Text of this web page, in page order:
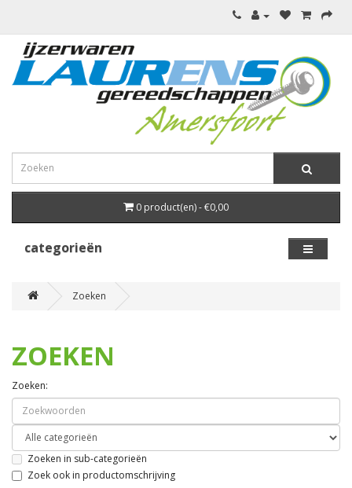
0 product(en) - €0,00
categorieën
Zoeken
ZOEKEN
Zoeken:
Zoeken in sub-categorieën
Zoek ook in productomschrijving